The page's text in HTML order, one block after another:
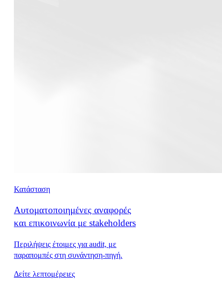
Κατάσταση
Αυτοματοποιημένες αναφορές
και επικοινωνία με stakeholders
Περιλήψεις έτοιμες για audit, με
παραπομπές στη συνάντηση-πηγή.
Δείτε λεπτομέρειες